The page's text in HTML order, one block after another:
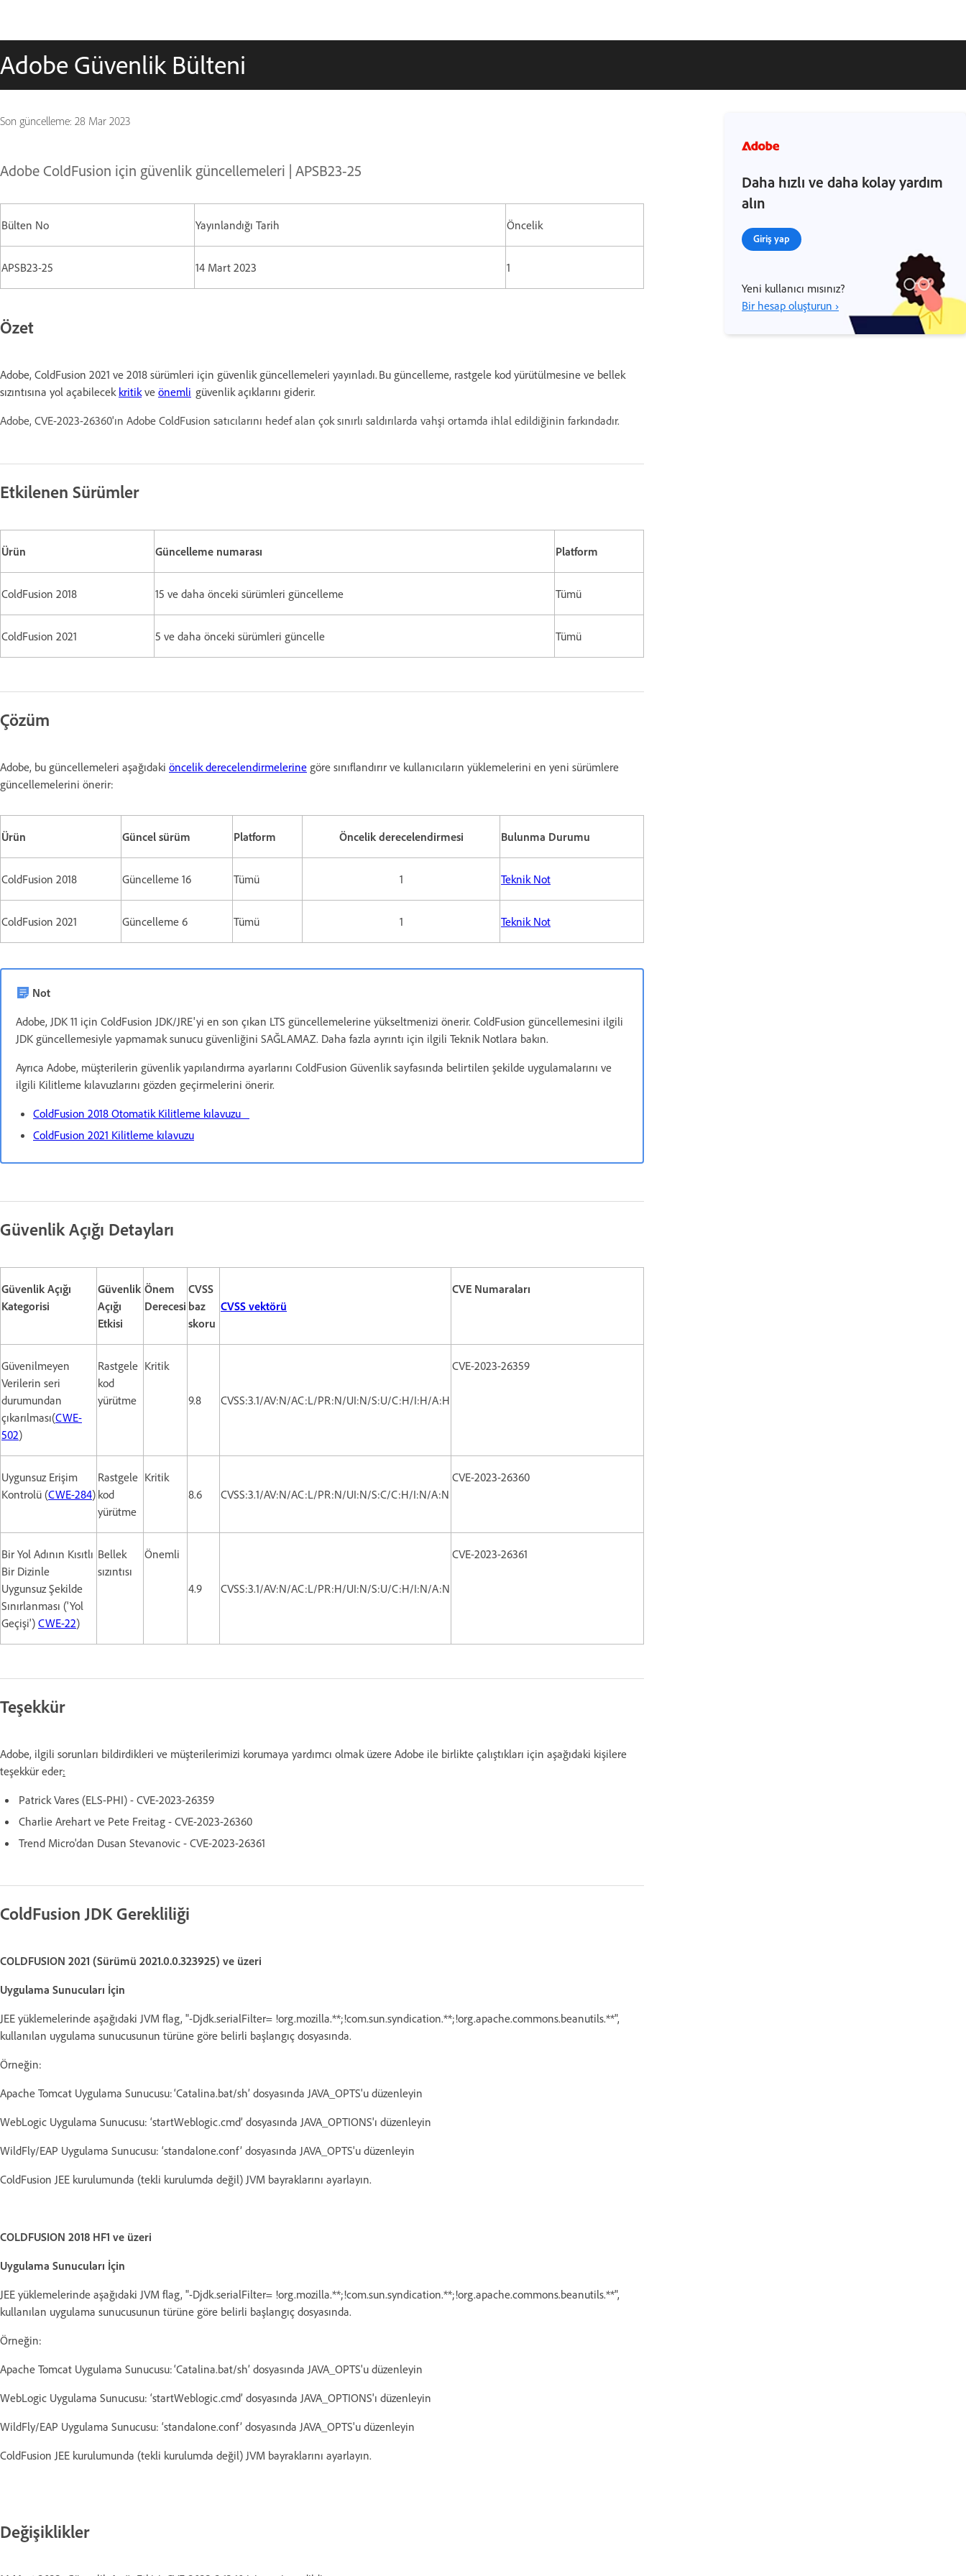
Adobe Güvenlik Bülteni
Son güncelleme: 28 Mar 2023
Adobe ColdFusion için güvenlik güncellemeleri | APSB23-25
Bülten No Yayınlandığı Tarih Öncelik
APSB23-25 14 Mart 2023 1
Özet
Adobe, ColdFusion 2021 ve 2018 sürümleri için güvenlik güncellemeleri yayınladı. Bu güncelleme, rastgele kod yürütülmesine ve bellek
sızıntısına yol açabilecek kritik ve önemli güvenlik açıklarını giderir.
Adobe, CVE-2023-26360'ın Adobe ColdFusion satıcılarını hedef alan çok sınırlı saldırılarda vahşi ortamda ihlal edildiğinin farkındadır.
Etkilenen Sürümler
Ürün Güncelleme numarası Platform
ColdFusion 2018 15 ve daha önceki sürümleri güncelleme Tümü
ColdFusion 2021 5 ve daha önceki sürümleri güncelle Tümü
Çözüm
Adobe, bu güncellemeleri aşağıdaki öncelik derecelendirmelerine göre sınıflandırır ve kullanıcıların yüklemelerini en yeni sürümlere
güncellemelerini önerir:
Ürün Güncel sürüm Platform Öncelik derecelendirmesi Bulunma Durumu
ColdFusion 2018 Güncelleme 16 Tümü 1 Teknik Not
ColdFusion 2021 Güncelleme 6 Tümü 1 Teknik Not
Not
Adobe, JDK 11 için ColdFusion JDK/JRE'yi en son çıkan LTS güncellemelerine yükseltmenizi önerir. ColdFusion güncellemesini ilgili
JDK güncellemesiyle yapmamak sunucu güvenliğini SAĞLAMAZ. Daha fazla ayrıntı için ilgili Teknik Notlara bakın.
Ayrıca Adobe, müşterilerin güvenlik yapılandırma ayarlarını ColdFusion Güvenlik sayfasında belirtilen şekilde uygulamalarını ve
ilgili Kilitleme kılavuzlarını gözden geçirmelerini önerir.
ColdFusion 2018 Otomatik Kilitleme kılavuzu
ColdFusion 2021 Kilitleme kılavuzu
Güvenlik Açığı Detayları
Güvenlik Açığı
Kategorisi
Güvenlik
Açığı
Etkisi
Önem
Derecesi
CVSS
baz
skoru
CVSS vektörü
CVE Numaraları
Güvenilmeyen
Verilerin seri
durumundan
çıkarılması(CWE-
502)
Rastgele
kod
yürütme
Kritik
9.8 CVSS:3.1/AV:N/AC:L/PR:N/UI:N/S:U/C:H/I:H/A:H
CVE-2023-26359
Uygunsuz Erişim
Kontrolü (CWE-284)
Rastgele
kod
yürütme
Kritik
8.6
CVSS:3.1/AV:N/AC:L/PR:N/UI:N/S:C/C:H/I:N/A:N
CVE-2023-26360
Bir Yol Adının Kısıtlı
Bir Dizinle
Uygunsuz Şekilde
Sınırlanması ('Yol
Geçişi') CWE-22)
Bellek
sızıntısı
Önemli
4.9 CVSS:3.1/AV:N/AC:L/PR:H/UI:N/S:U/C:H/I:N/A:N
CVE-2023-26361
Teşekkür
Adobe, ilgili sorunları bildirdikleri ve müşterilerimizi korumaya yardımcı olmak üzere Adobe ile birlikte çalıştıkları için aşağıdaki kişilere
teşekkür eder:
Patrick Vares (ELS-PHI) - CVE-2023-26359
Charlie Arehart ve Pete Freitag - CVE-2023-26360
Trend Micro'dan Dusan Stevanovic - CVE-2023-26361
ColdFusion JDK Gerekliliği
COLDFUSION 2021 (Sürümü 2021.0.0.323925) ve üzeri
Uygulama Sunucuları İçin
JEE yüklemelerinde aşağıdaki JVM flag, "-Djdk.serialFilter= !org.mozilla.**;!com.sun.syndication.**;!org.apache.commons.beanutils.**",
kullanılan uygulama sunucusunun türüne göre belirli başlangıç dosyasında.
Örneğin:
Apache Tomcat Uygulama Sunucusu: ‘Catalina.bat/sh’ dosyasında JAVA_OPTS'u düzenleyin
WebLogic Uygulama Sunucusu: ‘startWeblogic.cmd’ dosyasında JAVA_OPTIONS'ı düzenleyin
WildFly/EAP Uygulama Sunucusu: ‘standalone.conf’ dosyasında JAVA_OPTS'u düzenleyin
ColdFusion JEE kurulumunda (tekli kurulumda değil) JVM bayraklarını ayarlayın.
COLDFUSION 2018 HF1 ve üzeri
Uygulama Sunucuları İçin
JEE yüklemelerinde aşağıdaki JVM flag, "-Djdk.serialFilter= !org.mozilla.**;!com.sun.syndication.**;!org.apache.commons.beanutils.**",
kullanılan uygulama sunucusunun türüne göre belirli başlangıç dosyasında.
Örneğin:
Apache Tomcat Uygulama Sunucusu: ‘Catalina.bat/sh’ dosyasında JAVA_OPTS'u düzenleyin
WebLogic Uygulama Sunucusu: ‘startWeblogic.cmd’ dosyasında JAVA_OPTIONS'ı düzenleyin
WildFly/EAP Uygulama Sunucusu: ‘standalone.conf’ dosyasında JAVA_OPTS'u düzenleyin
ColdFusion JEE kurulumunda (tekli kurulumda değil) JVM bayraklarını ayarlayın.
Değişiklikler
Daha hızlı ve daha kolay yardım
alın
Giriş yap
Yeni kullanıcı mısınız?
Bir hesap oluşturun ›